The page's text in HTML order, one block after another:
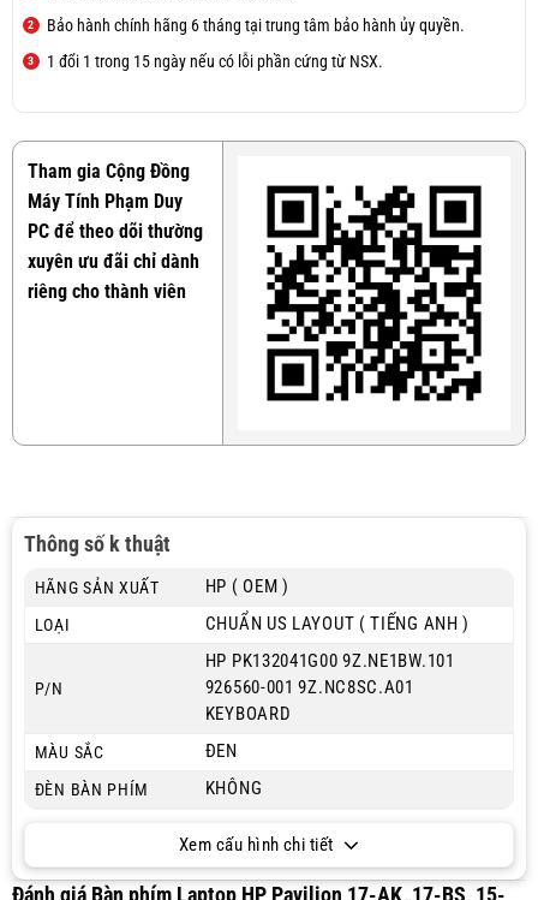
Bảo hành chính hãng 6 tháng tại trung tâm bảo hành ủy quyền.
1 đổi 1 trong 15 ngày nếu có lỗi phần cứng từ NSX.
Tham gia Cộng Đồng
Máy Tính Phạm Duy
PC để theo dõi thường
xuyên ưu đãi chỉ dành
riêng cho thành viên
Thông số k thuật
HÃNG SẢN XUẤT HP ( OEM )
LOẠI CHUẨN US LAYOUT ( TIẾNG ANH )
P/N
HP PK132041G00 9Z.NE1BW.101
926560-001 9Z.NC8SC.A01
KEYBOARD
MÀU SẮC ĐEN
ĐÈN BÀN PHÍM KHÔNG
Xem cấu hình chi tiết
Đánh giá Bàn phím Laptop HP Pavilion 17-AK, 17-BS, 15-